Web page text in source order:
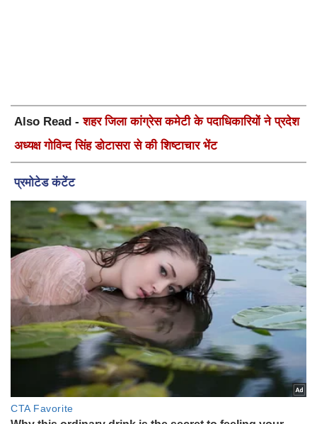
Also Read -शहर जिला कांग्रेस कमेटी के पदाधिकारियों ने प्रदेश
अध्यक्ष गोविन्द सिंह डोटासरा से की शिष्टाचार भेंट